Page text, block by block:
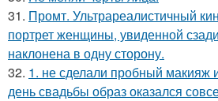
31. Промт. Ультрареалистичный
портрет женщины, увиденной
наклонена в одну сторону.
32. 1. не сделали пробный макияж
день свадьбы образ оказался